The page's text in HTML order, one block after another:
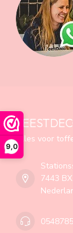
9,0
Alles voor
7443